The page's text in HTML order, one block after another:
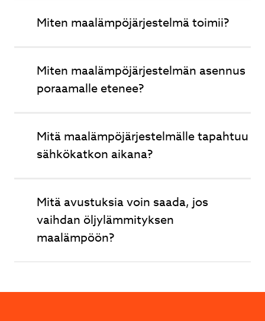
Miten maalämpöjärjestelmä toimii?
Miten maalämpöjärjestelmän asennus
poraamalle etenee?
Mitä maalämpöjärjestelmälle tapahtuu
sähkökatkon aikana?
Mitä avustuksia voin saada, jos
vaihdan öljylämmityksen
maalämpöön?